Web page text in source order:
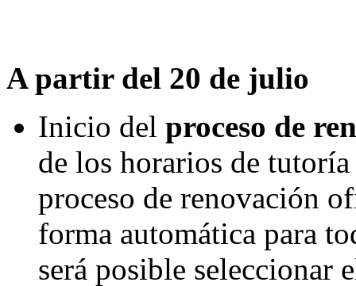
A partir del 20 de julio
Inicio del proceso de
de los horarios de
proceso de renovación
forma automática para
será posible seleccionar